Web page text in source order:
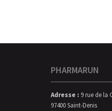
PHARMARUN
Adresse : 9 rue de la
97400 Saint-Denis